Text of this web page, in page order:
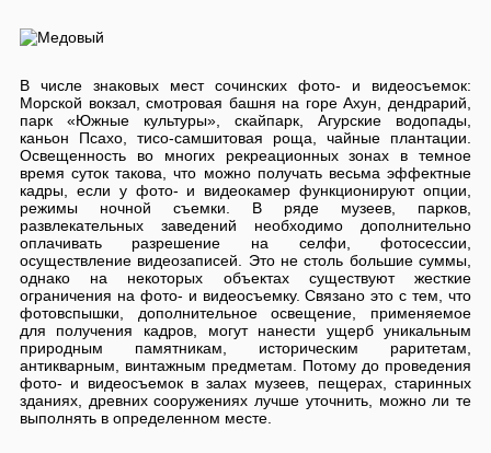
В числе знаковых мест сочинских фото- и видеосъемок:
Морской вокзал, смотровая башня на горе Ахун, дендрарий,
парк «Южные культуры», скайпарк, Агурские водопады,
каньон Псахо, тисо-самшитовая роща, чайные плантации.
Освещенность во многих рекреационных зонах в темное
время суток такова, что можно получать весьма эффектные
кадры, если у фото- и видеокамер функционируют опции,
режимы ночной съемки. В ряде музеев, парков,
развлекательных заведений необходимо дополнительно
оплачивать разрешение на селфи, фотосессии,
осуществление видеозаписей. Это не столь большие суммы,
однако на некоторых объектах существуют жесткие
ограничения на фото- и видеосъемку. Связано это с тем, что
фотовспышки, дополнительное освещение, применяемое
для получения кадров, могут нанести ущерб уникальным
природным памятникам, историческим раритетам,
антикварным, винтажным предметам. Потому до проведения
фото- и видеосъемок в залах музеев, пещерах, старинных
зданиях, древних сооружениях лучше уточнить, можно ли те
выполнять в определенном месте.